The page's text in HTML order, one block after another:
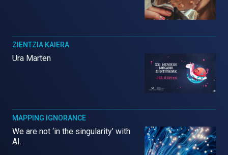
ZIENTZIA KAIERA
Ura Marten
MAPPING IGNORANCE
We are not ‘in the singularity’ with
AI.